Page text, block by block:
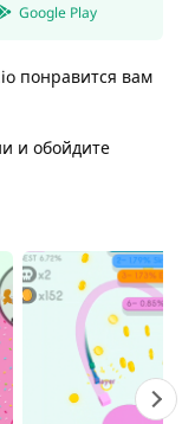
Google Play
понравится вам
и обойдите